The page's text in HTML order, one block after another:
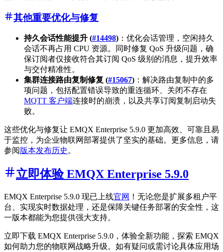
其他重要优化与修复
持久会话性能提升 (#14498) ：优化会话管理，空闲持久
会话不再占用 CPU 资源。同时修复 QoS 升级问题，确
保订阅者仅接收符合其订阅 QoS 级别的消息，提升效率
与交付精准性。
集群连接路由复制修复 (#15067) ：解决路由复制中的多
项问题，包括配置错误导致的重连循环、关闭不存在
MQTT 客户端连接时的崩溃，以及共享订阅复制启动失
败。
这些优化与修复让 EMQX Enterprise 5.9.0 更加高效、可靠且易
于监控，为企业物联网部署提供了坚实的基础。更多信息，请
参阅 版本发布历史。
立即体验 EMQX Enterprise 5.9.0
EMQX Enterprise 5.9.0 现已上线官网 ！无论您是扩展多租户平
台、实现实时数据处理，还是保障关键任务部署的安全性，这
一版本都能为您提供强大支持。
立即下载 EMQX Enterprise 5.9.0，体验全新功能，探索 EMQX
如何助力您的物联网战略升级。如有疑问或需讨论具体应用场